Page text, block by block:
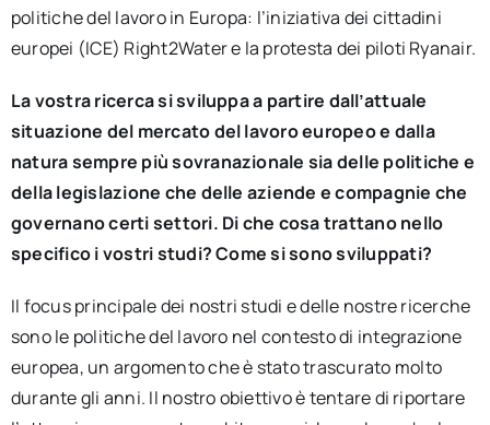
politiche del lavoro in Europa: l’iniziativa dei cittadini
europei (ICE) Right2Water e la protesta dei piloti Ryanair.
La vostra ricerca si sviluppa a partire dall’attuale
situazione del mercato del lavoro europeo e dalla
natura sempre più sovranazionale sia delle politiche e
della legislazione che delle aziende e compagnie che
governano certi settori. Di che cosa trattano nello
specifico i vostri studi? Come si sono sviluppati?
Il focus principale dei nostri studi e delle nostre ricerche
sono le politiche del lavoro nel contesto di integrazione
europea, un argomento che è stato trascurato molto
durante gli anni. Il nostro obiettivo è tentare di riportare